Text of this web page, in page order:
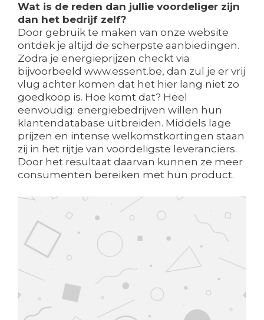
Wat is de reden dan jullie voordeliger zijn
dan het bedrijf zelf?
Door gebruik te maken van onze website
ontdek je altijd de scherpste aanbiedingen.
Zodra je energieprijzen checkt via
bijvoorbeeld www.essent.be, dan zul je er vrij
vlug achter komen dat het hier lang niet zo
goedkoop is. Hoe komt dat? Heel
eenvoudig: energiebedrijven willen hun
klantendatabase uitbreiden. Middels lage
prijzen en intense welkomstkortingen staan
zij in het rijtje van voordeligste leveranciers.
Door het resultaat daarvan kunnen ze meer
consumenten bereiken met hun product.